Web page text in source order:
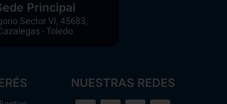
Principal
Sector VI, 45683,
- Toledo
NUESTRAS REDES